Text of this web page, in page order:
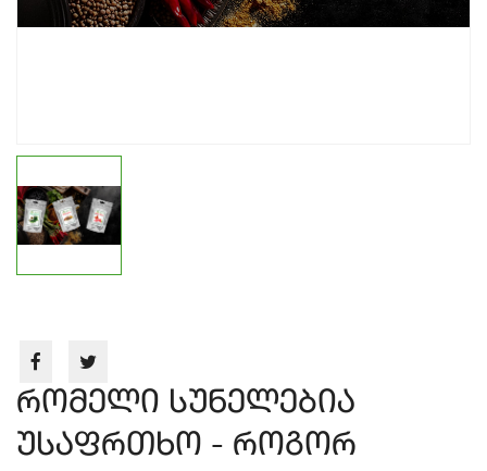
რომელი სუნელებია
უსაფრთხო - როგორ